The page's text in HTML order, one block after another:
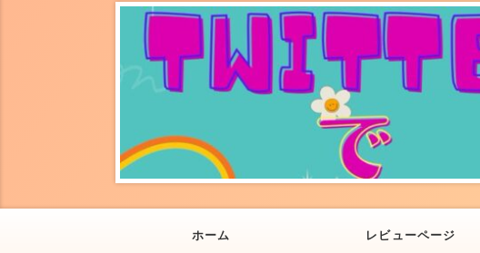
ホーム レビューページ